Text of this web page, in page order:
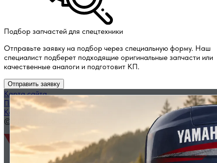
Подбор запчастей для спецтехники
Отправьте заявку на подбор через специальную форму. Наш
специалист подберет подходящие оригинальные запчасти или
качественные аналоги и подготовит КП.
Отправить заявку
Карта сайта
Политика конфиденциальности
Каталог запчастей по названию
© 2014 — 2026 ООО «ВЭД»